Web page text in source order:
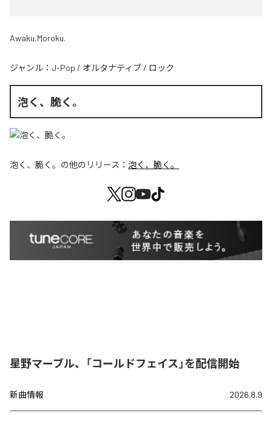
Awaku,Moroku.
ジャンル： J-Pop / オルタナティブ / ロック
泡く、脆く。
泡く、脆く。 の他のリリース： 泡く、脆く。
星野マーブル、「コールドフェイス」を配信開始
新曲情報 2026.8.9